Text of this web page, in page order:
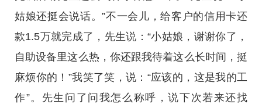
姑娘还挺会说话。”不一会儿，给客户的信用卡还
款1.5万就完成了，先生说：“小姑娘，谢谢你了，
自助设备里这么热，你还跟我待着这么长时间，挺
麻烦你的！”我笑了笑，说：“应该的，这是我的工
作”。先生问了问我怎么称呼，说下次若来还找